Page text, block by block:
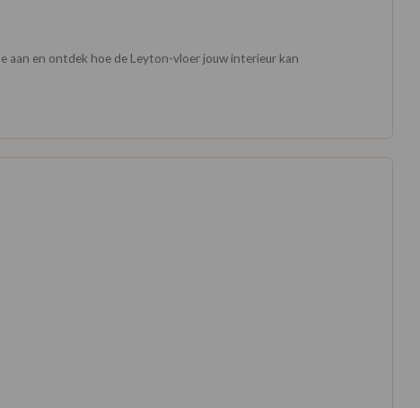
aan en ontdek hoe de Leyton-vloer jouw interieur kan